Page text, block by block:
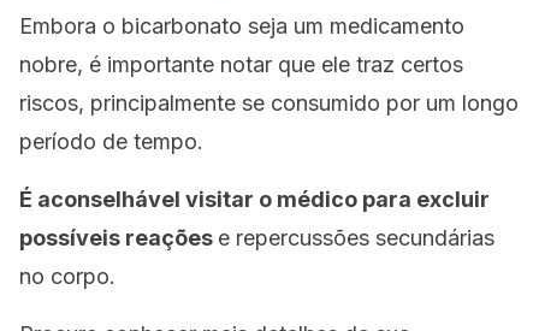
Embora o bicarbonato seja um medicamento
nobre, é importante notar que ele traz certos
riscos, principalmente se consumido por um longo
período de tempo.
É aconselhável visitar o médico para excluir
possíveis reações e repercussões secundárias
no corpo.